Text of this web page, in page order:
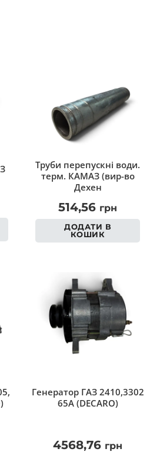
Труби перепускні води.
терм. КАМАЗ (вир-во
Дехен
514,56 грн
ДОДАТИ В
КОШИК
Генератор ГАЗ 2410,3302
65А (DECARO)
4568,76 грн